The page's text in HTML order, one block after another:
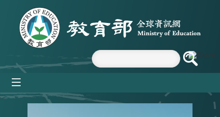
跳到主要內容區塊
:::